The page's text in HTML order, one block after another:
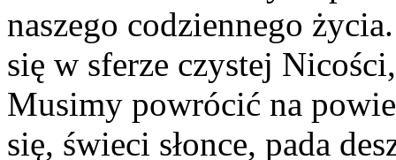
naszego codziennego
się w sferze czystej
Musimy powrócić na
się, świeci słonce, pada